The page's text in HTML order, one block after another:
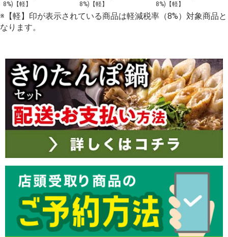
8%)【軽】
8%)【軽】
8%)【軽】
※【軽】印が表示されている商品は軽減税率（8%）対象商品と
なります。